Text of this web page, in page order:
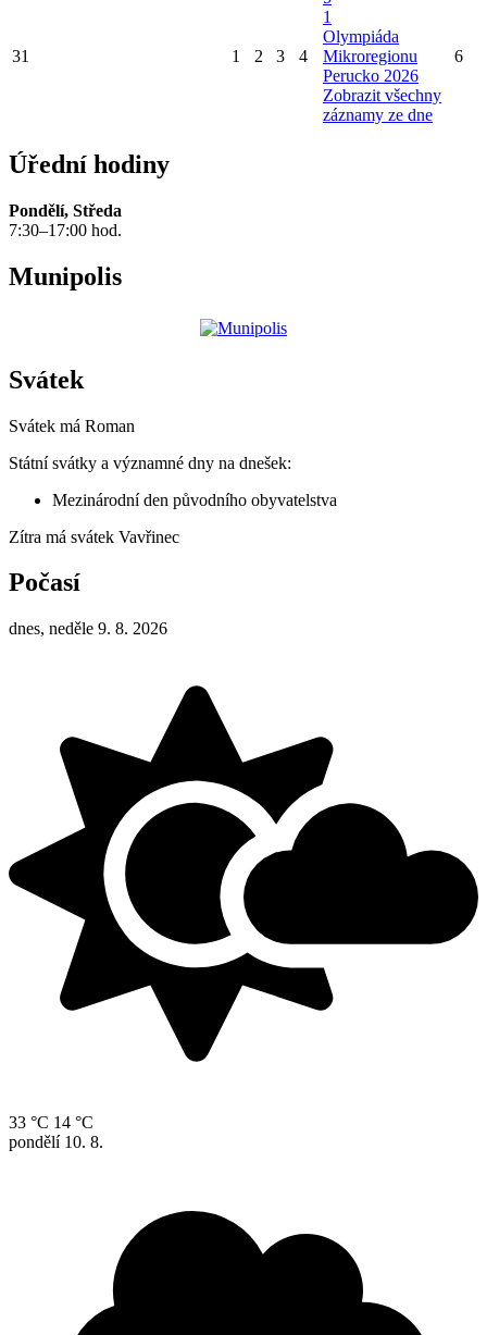
31 1 2 3 4
1
Olympiáda
Mikroregionu
Perucko 2026
Zobrazit všechny
záznamy ze dne
6
Úřední hodiny
Pondělí, Středa
7:30–17:00 hod.
Munipolis
Svátek
Svátek má Roman
Státní svátky a významné dny na dnešek:
Mezinárodní den původního obyvatelstva
Zítra má svátek Vavřinec
Počasí
dnes, neděle 9. 8. 2026
33 °C 14 °C
pondělí 10. 8.